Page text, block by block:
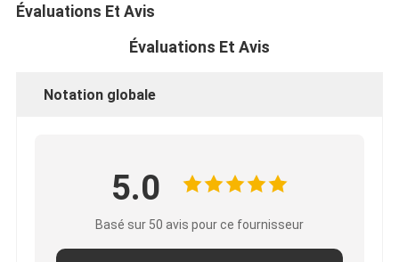
Visite d'usine
Contrôle de qualité
Contactez-nous
Bande adhésive d'isolation
Bande résistante à la chaleur d'isolation
Évaluations Et Avis
Évaluations Et Avis
Notation globale
5.0
Basé sur 50 avis pour ce fournisseur